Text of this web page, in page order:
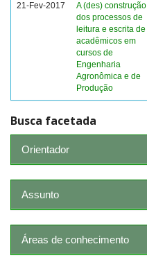
21-Fev-2017
A (des) construção
dos processos de
leitura e escrita de
acadêmicos em
cursos de
Engenharia
Agronômica e de
Produção
Busca facetada
Orientador
Assunto
Áreas de conhecimento